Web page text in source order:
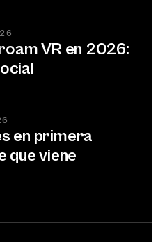
VR en 2026:
en primera
que viene